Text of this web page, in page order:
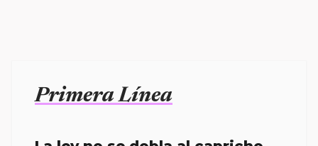
Primera Línea